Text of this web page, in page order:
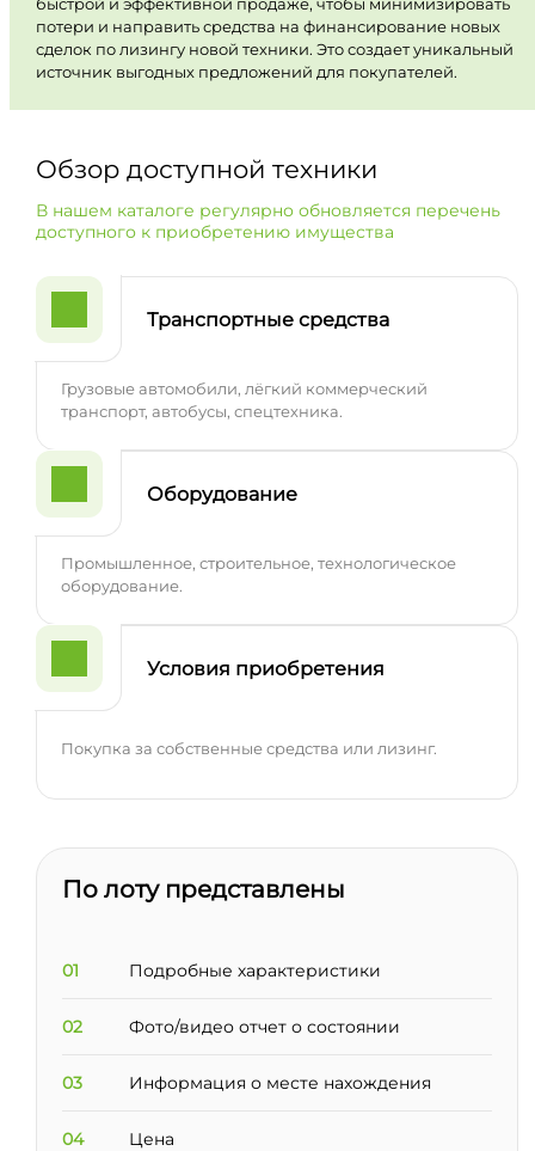
потери и направить средства на финансирование новых
сделок по лизингу новой техники. Это создает уникальный
источник выгодных предложений для покупателей.
Обзор доступной техники
В нашем каталоге регулярно обновляется перечень
доступного к приобретению имущества
Транспортные средства
Грузовые автомобили, лёгкий коммерческий
транспорт, автобусы, спецтехника.
Оборудование
Промышленное, строительное, технологическое
оборудование.
Условия приобретения
Покупка за собственные средства или лизинг.
По лоту представлены
01 Подробные характеристики
02 Фото/видео отчет о состоянии
03 Информация о месте нахождения
04 Цена